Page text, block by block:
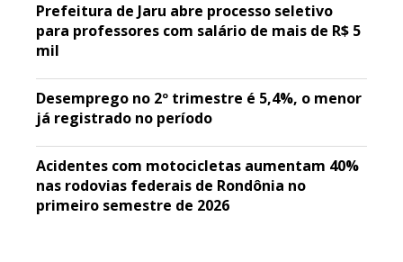
Prefeitura de Jaru abre processo seletivo
para professores com salário de mais de R$ 5
mil
Desemprego no 2º trimestre é 5,4%, o menor
já registrado no período
Acidentes com motocicletas aumentam 40%
nas rodovias federais de Rondônia no
primeiro semestre de 2026